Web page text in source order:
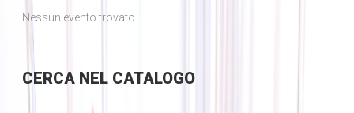
Nessun evento trovato
CERCANEL CATALOGO